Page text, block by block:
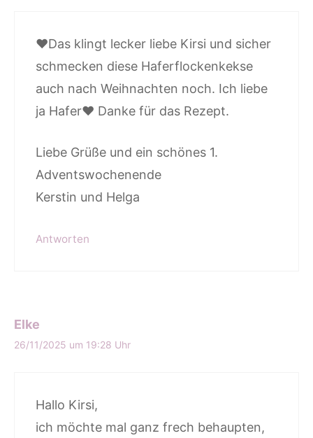
♥Das klingt lecker liebe Kirsi und sicher
schmecken diese Haferflockenkekse
auch nach Weihnachten noch. Ich liebe
ja Hafer♥ Danke für das Rezept.
Liebe Grüße und ein schönes 1.
Adventswochenende
Kerstin und Helga
Antworten
Elke
26/11/2025 um 19:28 Uhr
Hallo Kirsi,
ich möchte mal ganz frech behaupten,